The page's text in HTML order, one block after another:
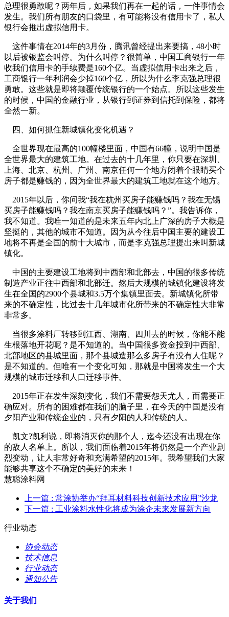
总理很勇敢呢？两年后，如果我们再在一起的话，一件事情会
发生。我们所有朋友的口袋里，有可能将没有信用卡了，私人
银行会推出虚拟信用卡。
这件事情在2014年的3月份，腾讯曾经提出来要搞，48小时
以后被银监会叫停。为什么叫停？很简单，中国工商银行一年
收我们信用卡的手续费是160个亿。当虚拟信用卡出来之后，
工商银行一年利润会少掉160个亿，所以为什么李克强总理很
勇敢。这些就是即将颠覆传统银行的一个始点。所以这些发生
的时候，中国的金融行业，从银行到证券到信托到保险，都将
全然一新。
四、如何抓住新城镇化变化机遇？
全世界现在最高的100幢楼里面，中国有66幢，说明中国是
全世界最大的建筑工地。在过去的十几年里，你只要在深圳、
上海、北京、杭州、广州、南京任何一个地方闭着个眼睛买个
房子都是赚钱的，因为全世界最大的建筑工地就在这个地方。
2015年以后，你问我“我在杭州买房子能赚钱吗？我在无锡
买房子能赚钱吗？我在南京买房子能赚钱吗？”。我告诉你，
我不知道。我唯一知道的是未来五年内北上广深的房子大概是
坚挺的，其他的城市不知道。因为从今往后中国主要的建设工
地将不再是全国的前十大城市，而是李克强总理提出来叫新城
镇化。
中国的主要建设工地将到中西部和北部去，中国的很多传统
制造产业正往中西部和北部迁。然后大规模的城镇化建设将发
生在全国的2900个县城和3.5万个集镇里面去。新城镇化所带
来的不确定性，比过去十几年城市化所带来的不确定性大非常
非常多。
当很多涂料厂转移到江西、湖南、四川去的时候，你能不能
生根落地开花呢？是不知道的。当中国很多资金投到中西部、
北部地区的县城里面，那个县城造那么多房子有没有人住呢？
是不知道的。但唯有一个变化可知，那就是中国将发生一个大
规模的城市迁移和人口迁移事件。
2015年正在发生深刻变化，我们不需要怨天尤人，而需要正
确应对。所有的困难都在我们的脑子里，在今天的中国是没有
夕阳产业和传统企业的，只有夕阳的人和传统的人。
凯文?凯利说，即将消灭你的那个人，迄今还没有出现在你
的敌人名单上。所以，我们面临着2015年将仍然是一个产业剧
烈变动，让人非常好奇和充满希望的2015年。我希望我们大家
能够共享这个不确定的美好的未来！
慧聪涂料网
上一篇 : 常涂协举办“拜耳材料科技创新技术应用”沙龙
下一篇 : 工业涂料水性化将成为涂企未来发展新方向
行业动态
协会动态
技术信息
行业动态
通知公告
关于我们